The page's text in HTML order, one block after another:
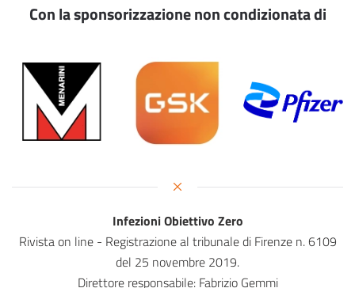
Con la sponsorizzazione non condizionata di
Infezioni Obiettivo Zero
Rivista on line - Registrazione al tribunale di Firenze n. 6109
del 25 novembre 2019.
Direttore responsabile: Fabrizio Gemmi